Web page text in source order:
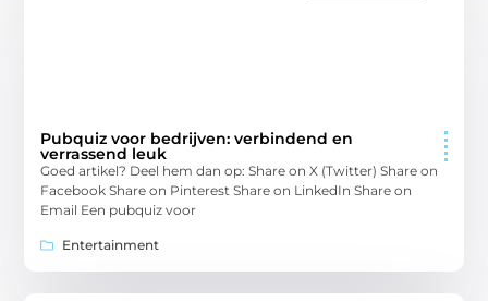
Pubquiz voor bedrijven: verbindend en
verrassend leuk
Goed artikel? Deel hem dan op: Share on X (Twitter) Share on
Facebook Share on Pinterest Share on LinkedIn Share on
Email Een pubquiz voor
Entertainment